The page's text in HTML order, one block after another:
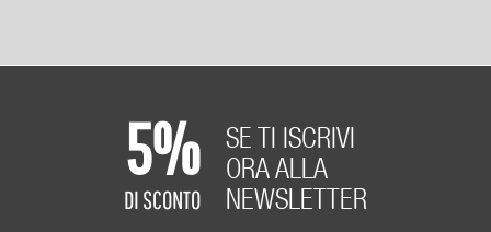
5%
DI SCONTO
SE TI ISCRIVI
ORA ALLA
NEWSLETTER